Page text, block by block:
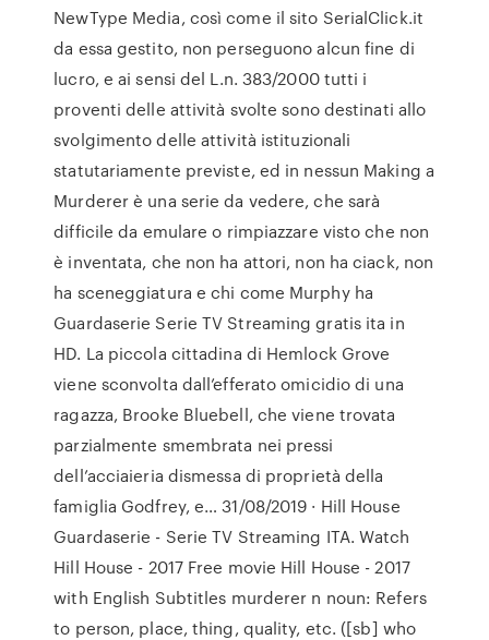
NewType Media, così come il sito SerialClick.it
da essa gestito, non perseguono alcun fine di
lucro, e ai sensi del L.n. 383/2000 tutti i
proventi delle attività svolte sono destinati allo
svolgimento delle attività istituzionali
statutariamente previste, ed in nessun Making a
Murderer è una serie da vedere, che sarà
difficile da emulare o rimpiazzare visto che non
è inventata, che non ha attori, non ha ciack, non
ha sceneggiatura e chi come Murphy ha
Guardaserie Serie TV Streaming gratis ita in
HD. La piccola cittadina di Hemlock Grove
viene sconvolta dall’efferato omicidio di una
ragazza, Brooke Bluebell, che viene trovata
parzialmente smembrata nei pressi
dell’acciaieria dismessa di proprietà della
famiglia Godfrey, e… 31/08/2019 · Hill House
Guardaserie - Serie TV Streaming ITA. Watch
Hill House - 2017 Free movie Hill House - 2017
with English Subtitles murderer n noun: Refers
to person, place, thing, quality, etc. ([sb] who